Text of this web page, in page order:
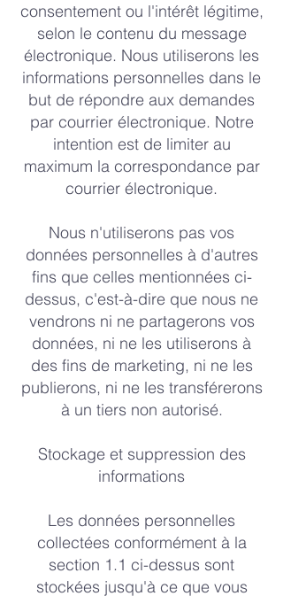
consentement ou l'intérêt légitime,
selon le contenu du message
électronique. Nous utiliserons les
informations personnelles dans le
but de répondre aux demandes
par courrier électronique. Notre
intention est de limiter au
maximum la correspondance par
courrier électronique.
Nous n'utiliserons pas vos
données personnelles à d'autres
fins que celles mentionnées ci-
dessus, c'est-à-dire que nous ne
vendrons ni ne partagerons vos
données, ni ne les utiliserons à
des fins de marketing, ni ne les
publierons, ni ne les transférerons
à un tiers non autorisé.
Stockage et suppression des
informations
Les données personnelles
collectées conformément à la
section 1.1 ci-dessus sont
stockées jusqu'à ce que vous